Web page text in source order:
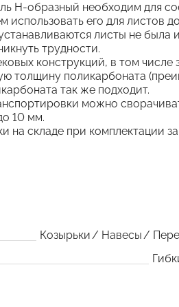
Н-образный необходим для
его для листов
листы не была
трудности.
конструкций, в том числе
толщину поликарбоната
так же подходит.
можно
10 мм.
на складе при комплектации
Козырьки Навесы